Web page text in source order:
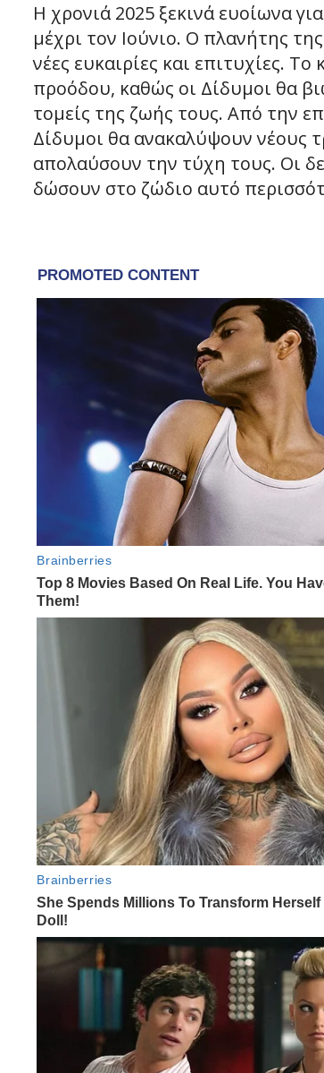
Η χρονιά 2025 ξεκινά ευοίωνα
μέχρι τον Ιούνιο. Ο πλανήτης
νέες ευκαιρίες και επιτυχίες.
προόδου, καθώς οι Δίδυμοι θα
τομείς της ζωής τους. Από την
Δίδυμοι θα ανακαλύψουν νέους
απολαύσουν την τύχη τους. Οι
δώσουν στο ζώδιο αυτό